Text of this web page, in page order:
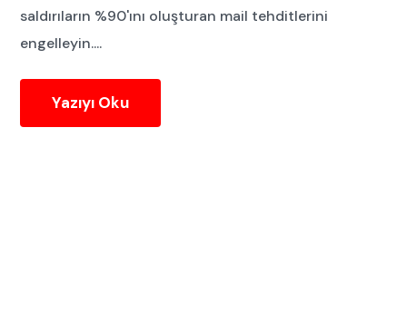
saldırıların %90'ını oluşturan mail tehditlerini
engelleyin....
Yazıyı Oku